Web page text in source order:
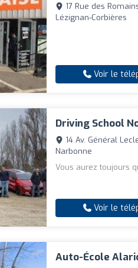
17 Rue des
Lézignan-Corbières
Voir le
Driving School
14 Av. Général
Narbonne
Vous aurez toujours
Voir le
Auto-École